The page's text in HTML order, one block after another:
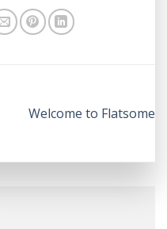
Welcome to Flatsome